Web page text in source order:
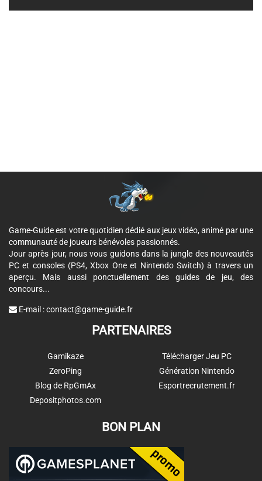
Game-Guide est votre quotidien dédié aux jeux vidéo, animé par une
communauté de joueurs bénévoles passionnés.
Jour après jour, nous vous guidons dans la jungle des nouveautés
PC et consoles (PS4, Xbox One et Nintendo Switch) à travers un
aperçu. Mais aussi ponctuellement des guides de jeu, des
concours...
E-mail :contact@game-guide.fr
PARTENAIRES
Gamikaze
ZeroPing
Blog de RpGmAx
Depositphotos.com
Télécharger Jeu PC
Génération Nintendo
Esportrecrutement.fr
BON PLAN